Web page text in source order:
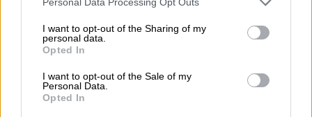
not limited to your visit or usage behaviour. You may click to
grant or deny consent to Google and its third-party tags to
use your data for below specified purposes in below Google
consent section.
I want to opt-out of the Sharing of my
personal data.
Opted In
I want to opt-out of the Sale of my
Personal Data.
Opted In
käytä aikasi paremmin. Aloitus nyt
maksutta rajoitetun ajan!
Tutustu Procountoriin